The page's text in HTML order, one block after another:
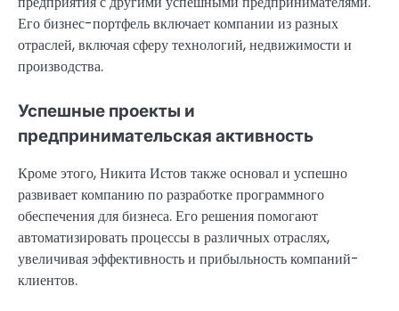
Его бизнес-портфель включает компании из разных
отраслей, включая сферу технологий, недвижимости и
производства.
Успешные проекты и
предпринимательская активность
Кроме этого, Никита Истов также основал и успешно
развивает компанию по разработке программного
обеспечения для бизнеса. Его решения помогают
автоматизировать процессы в различных отраслях,
увеличивая эффективность и прибыльность компаний-
клиентов.